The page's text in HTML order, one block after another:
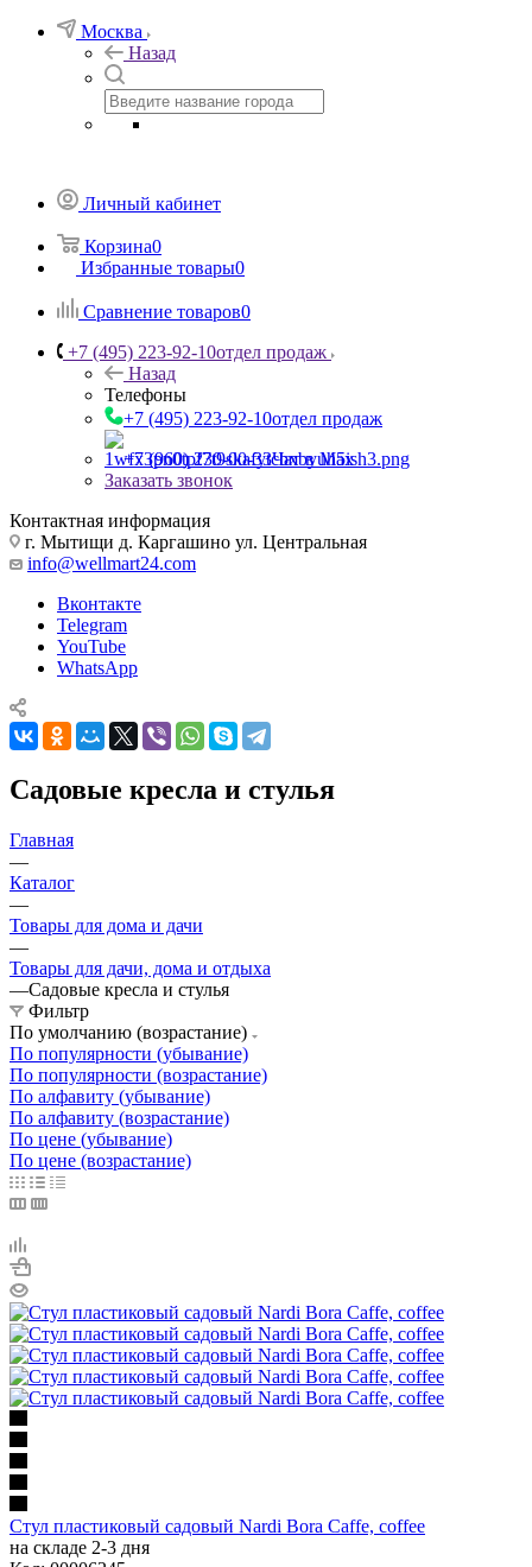
Москва
Назад
Личный кабинет
Корзина0
Избранные товары0
Сравнение товаров0
+7 (495) 223-92-10отдел продаж
Назад
Телефоны
+7 (495) 223-92-10отдел продаж
+7 (960) 230-00-33Чат в Max
Заказать звонок
Контактная информация
г. Мытищи д. Каргашино ул. Центральная
info@wellmart24.com
Вконтакте
Telegram
YouTube
WhatsApp
Садовые кресла и стулья
Главная
—
Каталог
—
Товары для дома и дачи
—
Товары для дачи, дома и отдыха
—Садовые кресла и стулья
Фильтр
По умолчанию (возрастание)
По популярности (убывание)
По популярности (возрастание)
По алфавиту (убывание)
По алфавиту (возрастание)
По цене (убывание)
По цене (возрастание)
Стул пластиковый садовый Nardi Bora Caffe, coffee
на складе 2-3 дня